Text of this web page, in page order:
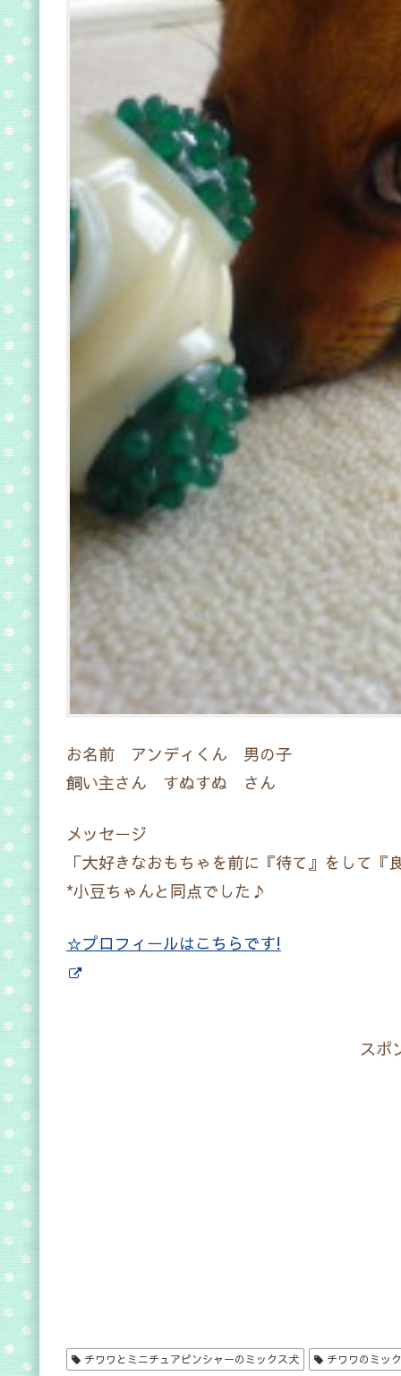
お名前 アンディくん 男の子
飼い主さん すぬすぬ さん
メッセージ
「大好きなおもちゃを前に『待て』をして
*小豆ちゃんと同点でした♪
☆プロフィールはこちらです!
スポ
チワワとミニチュアピンシャーのミックス犬 チワワのミッ